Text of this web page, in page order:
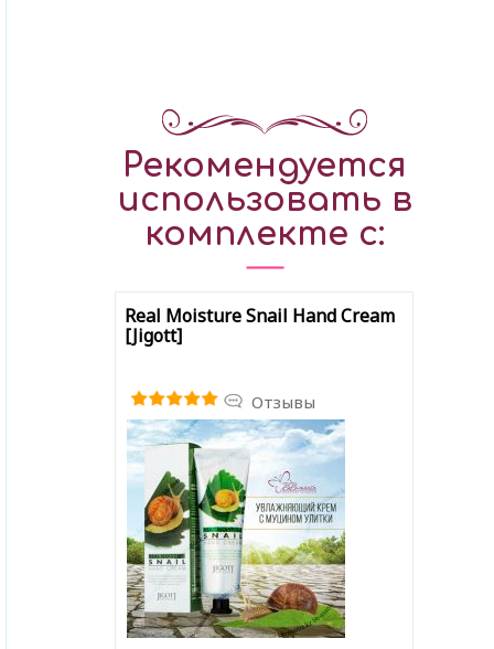
Рекомендуется
использовать в
комплекте с:
Real Moisture Snail Hand Cream
[Jigott]
Отзывы